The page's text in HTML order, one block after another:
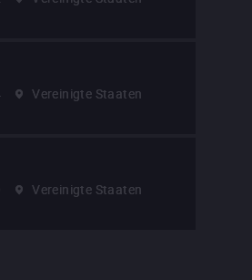
Vereinigte Staaten
Vereinigte Staaten